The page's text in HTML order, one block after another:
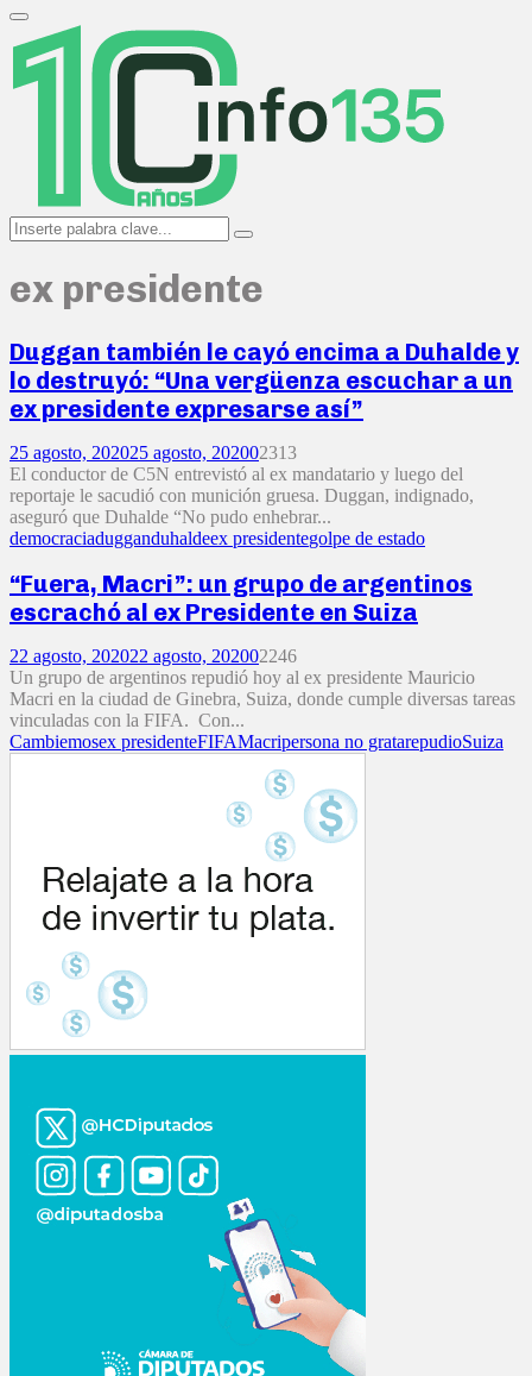
Primary
Menu
Search
for:
Search
ex presidente
Duggan también le cayó encima a Duhalde y
lo destruyó: “Una vergüenza escuchar a un
ex presidente expresarse así”
25 agosto, 202025 agosto, 202002313
El conductor de C5N entrevistó al ex mandatario y luego del
reportaje le sacudió con munición gruesa. Duggan, indignado,
aseguró que Duhalde “No pudo enhebrar...
democraciadugganduhaldeex presidentegolpe de estado
“Fuera, Macri”: un grupo de argentinos
escrachó al ex Presidente en Suiza
22 agosto, 202022 agosto, 202002246
Un grupo de argentinos repudió hoy al ex presidente Mauricio
Macri en la ciudad de Ginebra, Suiza, donde cumple diversas tareas
vinculadas con la FIFA. Con...
Cambiemosex presidenteFIFAMacripersona no gratarepudioSuiza